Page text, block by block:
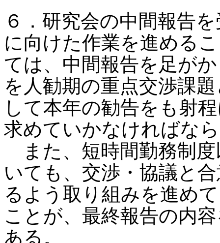
６．研究会の中間報告
に向けた作業を進める
ては、中間報告を足が
を人勧期の重点交渉課
して本年の勧告をも射
求めていかなければな
また、短時間勤務制
いても、交渉・協議と
るよう取り組みを進め
ことが、最終報告の内
ある。